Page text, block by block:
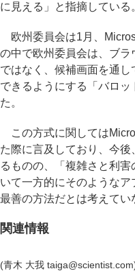
に見える」と指摘している
欧州委員会は1月、
の中で欧州委員会は、ブ
ではなく、候補画面を通
できるようにする「バロ
た。
この方式に関しては
た際に言及しており、今
るものの、「複雑さと利
いて一方的にそのような
最善の方法だとは考えてい
関連情報
(青木 大我